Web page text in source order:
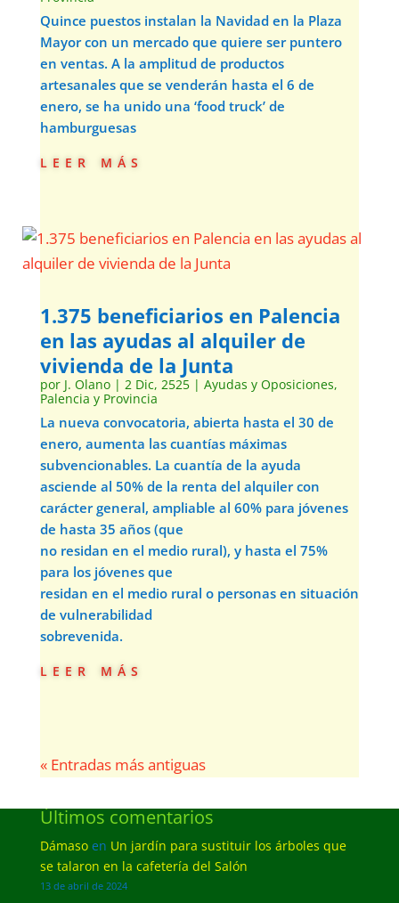
Quince puestos instalan la Navidad en la Plaza
Mayor con un mercado que quiere ser puntero
en ventas. A la amplitud de productos
artesanales que se venderán hasta el 6 de
enero, se ha unido una ‘food truck’ de
hamburguesas
leer más
1.375 beneficiarios en Palencia
en las ayudas al alquiler de
vivienda de la Junta
por J. Olano| 2 Dic, 2525| Ayudas y Oposiciones,
Palencia y Provincia
La nueva convocatoria, abierta hasta el 30 de
enero, aumenta las cuantías máximas
subvencionables. La cuantía de la ayuda
asciende al 50% de la renta del alquiler con
carácter general, ampliable al 60% para jóvenes
de hasta 35 años (que
no residan en el medio rural), y hasta el 75%
para los jóvenes que
residan en el medio rural o personas en situación
de vulnerabilidad
sobrevenida.
leer más
« Entradas más antiguas
Últimos comentarios
Dámasoen Un jardín para sustituir los árboles que
se talaron en la cafetería del Salón
13 de abril de 2024